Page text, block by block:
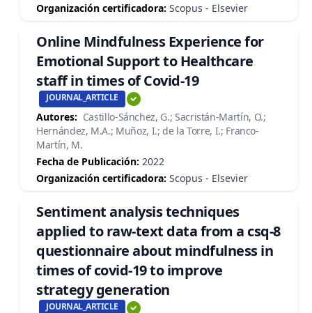
Organización certificadora: Scopus - Elsevier
Online Mindfulness Experience for
Emotional Support to Healthcare
staff in times of Covid-19
JOURNAL_ARTICLE
Autores: Castillo-Sánchez, G.; Sacristán-Martín, O.;
Hernández, M.A.; Muñoz, I.; de la Torre, I.; Franco-
Martín, M.
Fecha de Publicación: 2022
Organización certificadora: Scopus - Elsevier
Sentiment analysis techniques
applied to raw-text data from a csq-8
questionnaire about mindfulness in
times of covid-19 to improve
strategy generation
JOURNAL_ARTICLE